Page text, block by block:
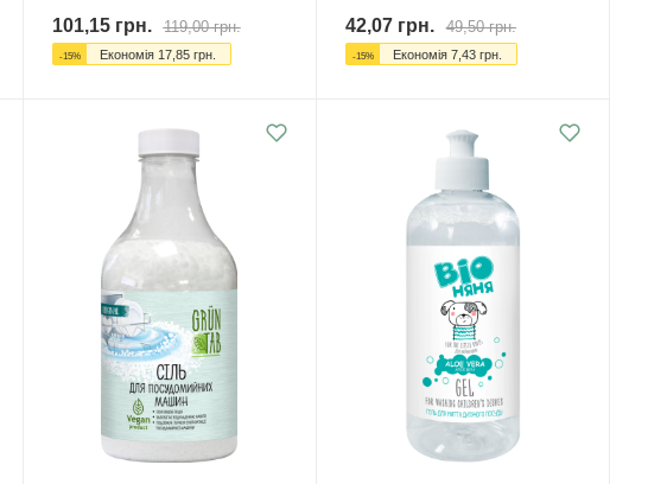
101,15грн. 119,00грн.
-15% Економія 17,85грн.
42,07грн. 49,50грн.
-15% Економія 7,43грн.